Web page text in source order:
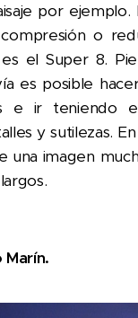
por ejemplo.
o
el Super 8.
es posible
e ir teniendo
y sutilezas.
una imagen
Marín.